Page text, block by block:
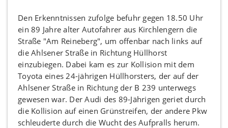
Den Erkenntnissen zufolge befuhr gegen 18.50 Uhr
ein 89 Jahre alter Autofahrer aus Kirchlengern die
Straße "Am Reineberg", um offenbar nach links auf
die Ahlsener Straße in Richtung Hüllhorst
einzubiegen. Dabei kam es zur Kollision mit dem
Toyota eines 24-jährigen Hüllhorsters, der auf der
Ahlsener Straße in Richtung der B 239 unterwegs
gewesen war. Der Audi des 89-Jährigen geriet durch
die Kollision auf einen Grünstreifen, der andere Pkw
schleuderte durch die Wucht des Aufpralls herum.